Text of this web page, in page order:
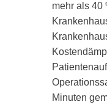
mehr als 40
Minuten